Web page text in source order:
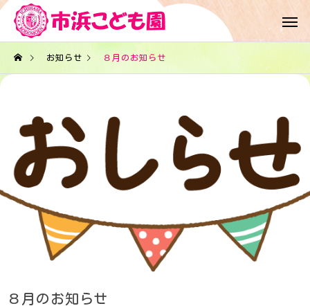
お知らせ ８月のお知らせ
８月のお知らせ